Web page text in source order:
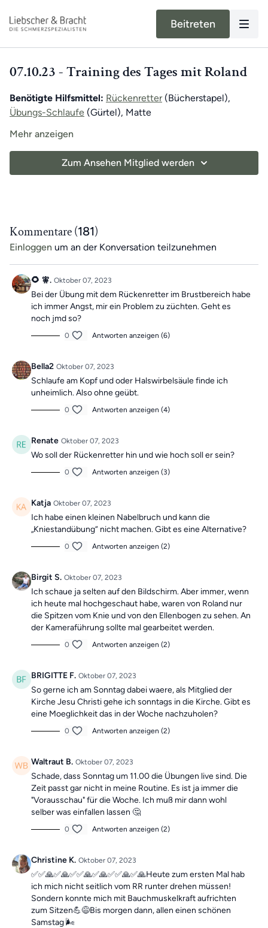
Beitreten
07.10.23 - Training des Tages mit Roland
Benötigte Hilfsmittel: Rückenretter(Bücherstapel),
Übungs-Schlaufe (Gürtel), Matte
Körperbereich:
Rücken-Bauch
für App-Mitglieder hilft,
auszugleichenund dastägliche Trainingzu unterstützen.
Jeden Tagerwartet dich ein
mit Roland. AlsWochen-Highlightgibt essonntags ein
30-minütiges Training, um dich motiviert zu halten!
Die Übungen bilden insgesamt ein Ganzkörpertraining mit
Grundlage für einschmerzfreies,
gesundes
und bewegliches Leben.
Mach dir keine Sorgen, falls du mal einen Tag verpasst,
In der Kategorie“Vergangene Trainings des
Tages”findest du jederzeitalle vergangen Einheiten.
Mehr anzeigen
Zum Ansehen Mitglied werden
Kommentare (181)
Einloggen um an der Konversation teilzunehmen
🌻 🧚. Oktober 07, 2023
Bei der Übung mit dem Rückenretter im Brustbereich habe
ich immer Angst, mir ein Problem zu züchten. Geht es
noch jmd so?
0 Antworten anzeigen (6)
Bella2 Oktober 07, 2023
Schlaufe am Kopf und oder Halswirbelsäule finde ich
unheimlich. Also ohne geübt.
0 Antworten anzeigen (4)
Renate Oktober 07, 2023
Wo soll der Rückenretter hin und wie hoch soll er sein?
0 Antworten anzeigen (3)
Katja Oktober 07, 2023
Ich habe einen kleinen Nabelbruch und kann die
„Kniestandübung“ nicht machen. Gibt es eine Alternative?
0 Antworten anzeigen (2)
Birgit S. Oktober 07, 2023
Ich schaue ja selten auf den Bildschirm. Aber immer, wenn
ich heute mal hochgeschaut habe, waren von Roland nur
die Spitzen vom Knie und von den Ellenbogen zu sehen. An
der Kameraführung sollte mal gearbeitet werden.
0 Antworten anzeigen (2)
BRIGITTE F. Oktober 07, 2023
So gerne ich am Sonntag dabei waere, als Mitglied der
Kirche Jesu Christi gehe ich sonntags in die Kirche. Gibt es
eine Moeglichkeit das in der Woche nachzuholen?
0 Antworten anzeigen (2)
Waltraut B. Oktober 07, 2023
Schade, dass Sonntag um 11.00 die Übungen live sind. Die
Zeit passt gar nicht in meine Routine. Es ist ja immer die
"Vorausschau" für die Woche. Ich muß mir dann wohl
selber was einfallen lassen 🤔
0 Antworten anzeigen (2)
Christine K. Oktober 07, 2023
✅✅🙏✅🙏✅✅🙏✅🙏✅✅🙏✅🙏Heute zum ersten Mal hab
ich mich nicht seitlich vom RR runter drehen müssen!
Sondern konnte mich mit Bauchmuskelkraft aufrichten
zum Sitzen💪😅Bis morgen dann, allen einen schönen
Samstag 🌬️